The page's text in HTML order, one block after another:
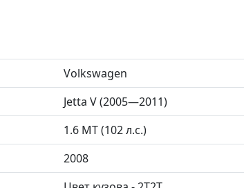
Volkswagen
Jetta V (2005—2011)
1.6 MT (102 л.с.)
2008